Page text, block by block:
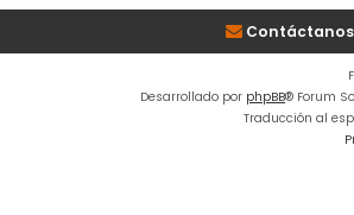
Contáctanos
Desarrollado por phpBB® Forum
Traducción al